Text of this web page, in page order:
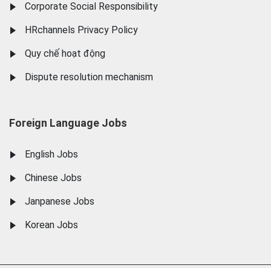
Corporate Social Responsibility
HRchannels Privacy Policy
Quy chế hoạt động
Dispute resolution mechanism
Foreign Language Jobs
English Jobs
Chinese Jobs
Janpanese Jobs
Korean Jobs